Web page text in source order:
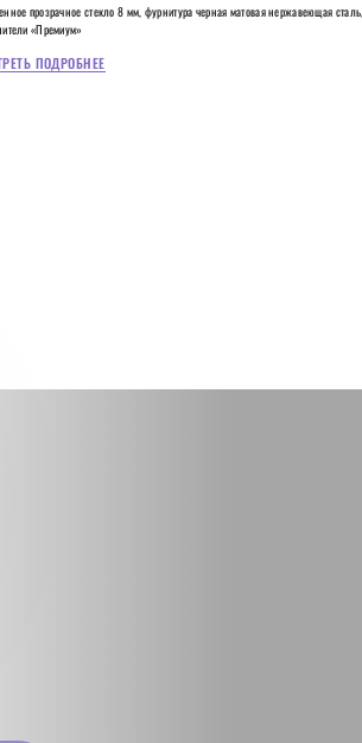
прозрачное стекло 8 мм, фурнитура черная матовая нержавеющая сталь,
«Премиум»
ПОДРОБНЕЕ